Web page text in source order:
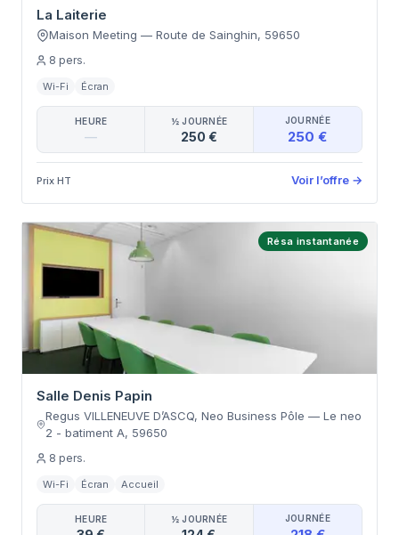
La Laiterie
Maison Meeting — Route de Sainghin, 59650
8 pers.
Wi-Fi Écran
HEURE
—
½ JOURNÉE
250 €
JOURNÉE
250 €
Prix HT Voir l’offre →
Résa instantanée
Salle Denis Papin
Regus VILLENEUVE D’ASCQ, Neo Business Pôle — Le neo
2 - batiment A, 59650
8 pers.
Wi-Fi Écran Accueil
HEURE ½ JOURNÉE JOURNÉE